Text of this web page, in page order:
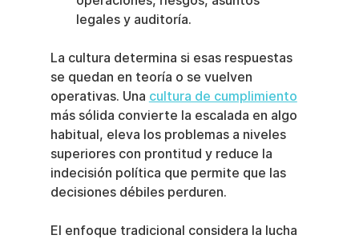
legales y auditoría.
La cultura determina si esas respuestas
se quedan en teoría o se vuelven
operativas. Una cultura de cumplimiento
más sólida convierte la escalada en algo
habitual, eleva los problemas a niveles
superiores con prontitud y reduce la
indecisión política que permite que las
decisiones débiles perduren.
El enfoque tradicional considera la lucha